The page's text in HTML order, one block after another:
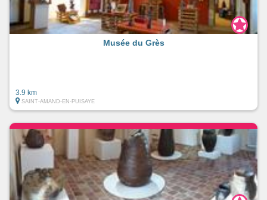
Musée du Grès
3.9 km
SAINT-AMAND-EN-PUISAYE